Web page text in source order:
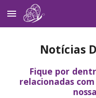
Skip to main content
Notícias
Fique por
relacionadas